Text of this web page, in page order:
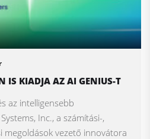
IS KIADJA AZ AI GENIUS-T
az intelligensebb
Inc., a számítási-,
megoldások vezető innovátora